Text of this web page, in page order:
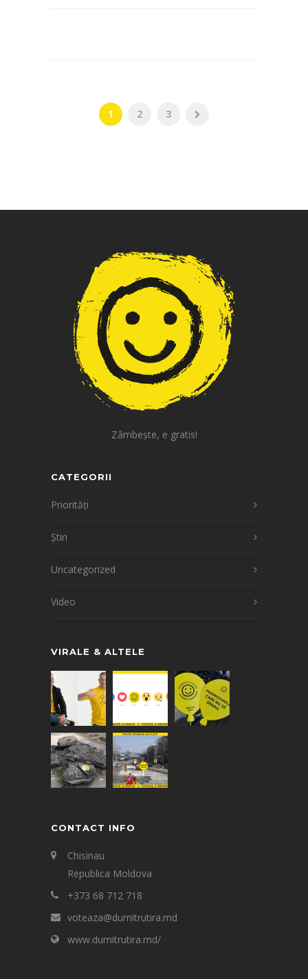
1 2 3
Zâmbește, e gratis!
CATEGORII
Priorități
Știri
Uncategorized
Video
VIRALE & ALTELE
CONTACT INFO
Chisinau
Republica Moldova
+373 68 712 718
voteaza@dumitrutira.md
www.dumitrutira.md/